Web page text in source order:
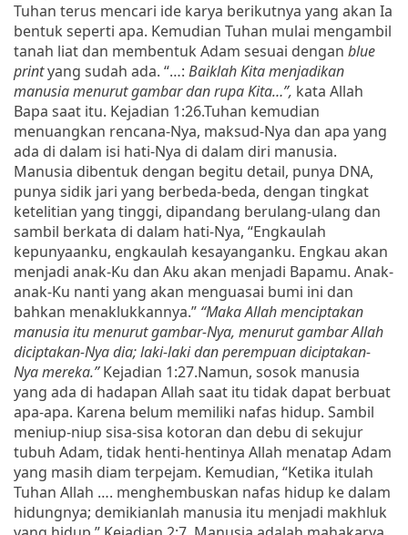
Tuhan terus mencari ide karya berikutnya yang akan Ia
bentuk seperti apa. Kemudian Tuhan mulai mengambil
tanah liat dan membentuk Adam sesuai dengan blue
printyang sudah ada. “…: Baiklah Kita menjadikan
manusia menurut gambar dan rupa Kita…”, kata Allah
Bapa saat itu. Kejadian 1:26.Tuhan kemudian
menuangkan rencana-Nya, maksud-Nya dan apa yang
ada di dalam isi hati-Nya di dalam diri manusia.
Manusia dibentuk dengan begitu detail, punya DNA,
punya sidik jari yang berbeda-beda, dengan tingkat
ketelitian yang tinggi, dipandang berulang-ulang dan
sambil berkata di dalam hati-Nya, “Engkaulah
kepunyaanku, engkaulah kesayanganku. Engkau akan
menjadi anak-Ku dan Aku akan menjadi Bapamu. Anak-
anak-Ku nanti yang akan menguasai bumi ini dan
bahkan menaklukkannya.” “Maka Allah menciptakan
manusia itu menurut gambar-Nya, menurut gambar Allah
diciptakan-Nya dia; laki-laki dan perempuan diciptakan-
Nya mereka.”Kejadian 1:27.Namun, sosok manusia
yang ada di hadapan Allah saat itu tidak dapat berbuat
apa-apa. Karena belum memiliki nafas hidup. Sambil
meniup-niup sisa-sisa kotoran dan debu di sekujur
tubuh Adam, tidak henti-hentinya Allah menatap Adam
yang masih diam terpejam. Kemudian, “Ketika itulah
Tuhan Allah …. menghembuskan nafas hidup ke dalam
hidungnya; demikianlah manusia itu menjadi makhluk